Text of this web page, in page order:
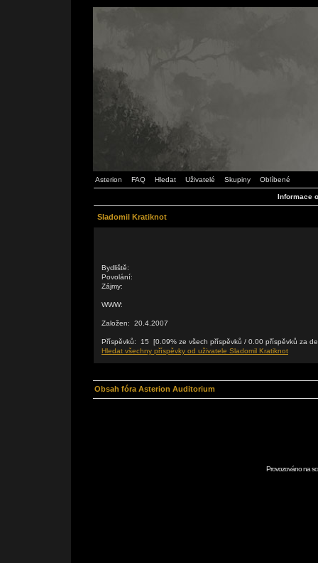
Asterion FAQ Hledat Uživatelé Skupiny Oblíbené
Informace
Sladomil Kratiknot
Bydliště:
Povolání:
Zájmy:
WWW:
Založen: 20.4.2007
Příspěvků: 15 [0.09% ze všech příspěvků / 0.00 příspěvků za
Hledat všechny příspěvky od uživatele Sladomil Kratiknot
Obsah fóra Asterion Auditorium
Provozováno na